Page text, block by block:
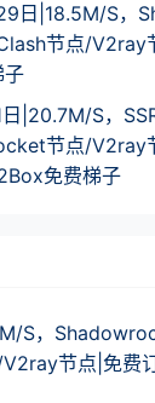
日|18.5M/S，
节点/V2ray
子
|20.7M/S，
节点/V2ray
免费梯子
S，
节点|免费